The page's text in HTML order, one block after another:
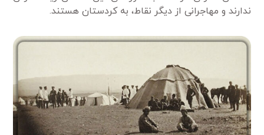
ندارند و مهاجرانی از دیگر نقاط، به کردستان هستند.